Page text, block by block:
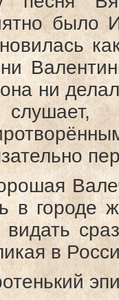
было
ни
в городе
видать
в